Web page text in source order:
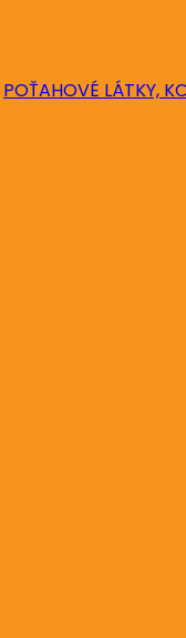
POŤAHOVÉ LÁTKY,